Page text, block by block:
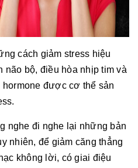
cách giảm stress hiệu
não bộ, điều hòa nhịp tim và
hormone được cơ thể sản
nghe đi nghe lại những bản
nhiên, để giảm căng thẳng
không lời, có giai điệu